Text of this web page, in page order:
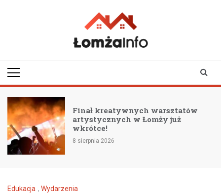
już
Przewodnik po
jeździe w upale:
Edukacja , Wydarzenia